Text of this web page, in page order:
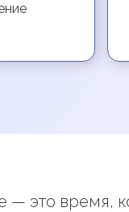
— это время,